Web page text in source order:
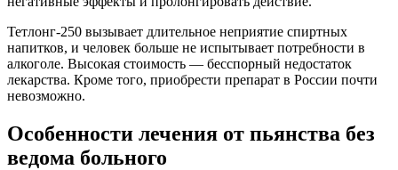
Тетлонг-250 вызывает длительное неприятие спиртных
напитков, и человек больше не испытывает потребности в
алкоголе. Высокая стоимость — бесспорный недостаток
лекарства. Кроме того, приобрести препарат в России почти
невозможно.
Особенности лечения от пьянства без
ведома больного